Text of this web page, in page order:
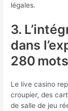
légales.
3.
dans
280 mots
Le live casino
croupier, des
de salle de jeu